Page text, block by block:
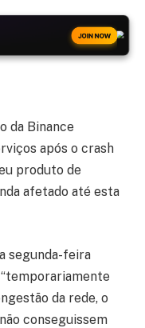
JOIN NOW
da Binance
após o crash
produto de
afetado até esta
segunda-feira
da rede, o
conseguissem